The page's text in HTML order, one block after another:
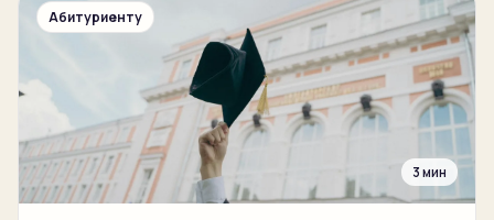
Абитуриенту
3 мин